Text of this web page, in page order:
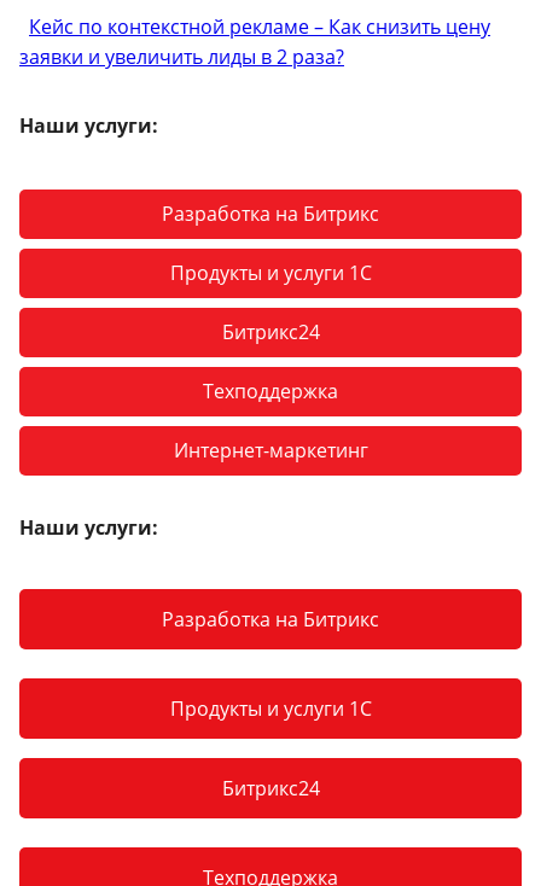
Кейс по контекстной рекламе – Как снизить цену
заявки и увеличить лиды в 2 раза?
Наши услуги:
Разработка на Битрикс
Продукты и услуги 1С
Битрикс24
Техподдержка
Интернет-маркетинг
Наши услуги:
Разработка на Битрикс
Продукты и услуги 1С
Битрикс24
Техподдержка